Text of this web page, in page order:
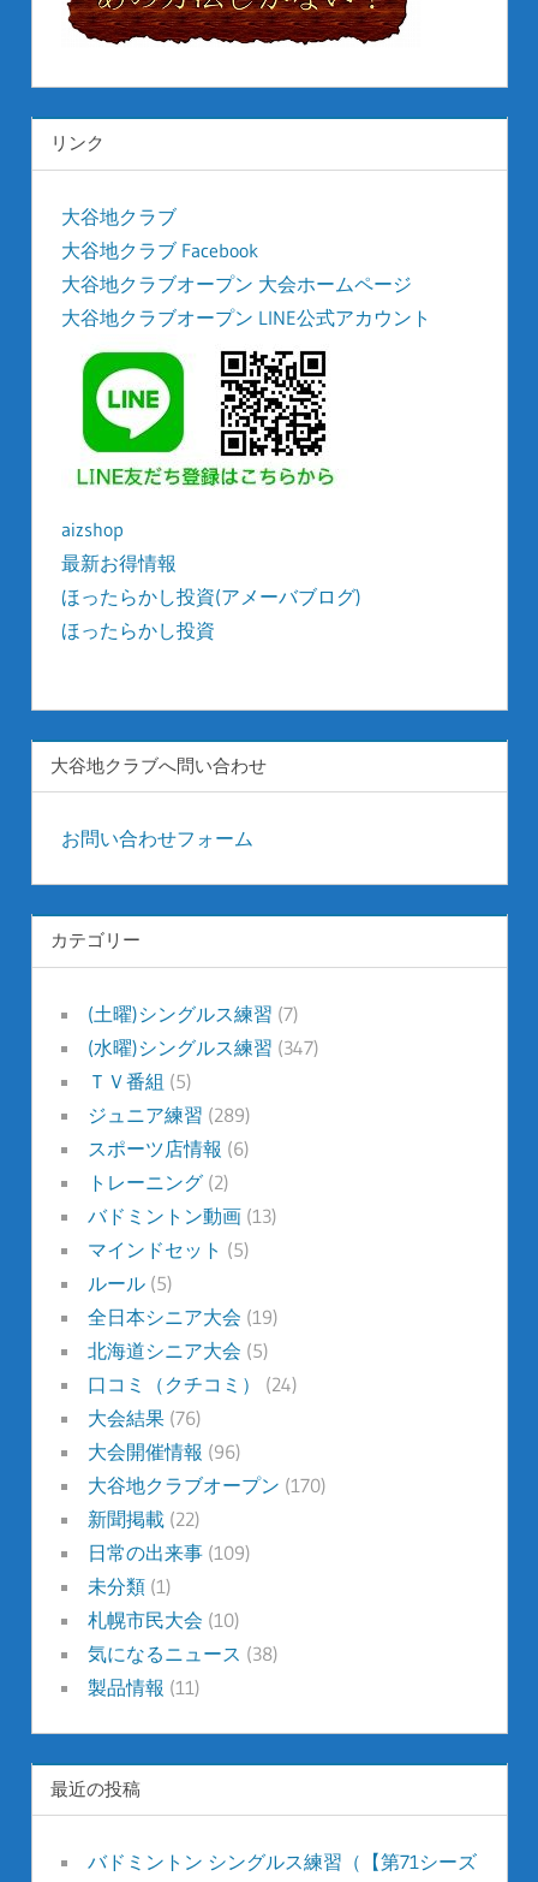
リンク
大谷地クラブ
大谷地クラブ Facebook
大谷地クラブオープン 大会ホームページ
大谷地クラブオープン LINE公式アカウント
aizshop
最新お得情報
ほったらかし投資(アメーバブログ)
ほったらかし投資
大谷地クラブへ問い合わせ
お問い合わせフォーム
カテゴリー
(土曜)シングルス練習 (7)
(水曜)シングルス練習 (347)
ＴＶ番組 (5)
ジュニア練習 (289)
スポーツ店情報 (6)
トレーニング(2)
バドミントン動画(13)
マインドセット (5)
ルール(5)
全日本シニア大会 (19)
北海道シニア大会 (5)
口コミ（クチコミ）
(24)
大会結果(76)
大会開催情報 (96)
大谷地クラブオープン (170)
新聞掲載(22)
日常の出来事(109)
未分類(1)
札幌市民大会 (10)
気になるニュース (38)
製品情報 (11)
最近の投稿
バドミントン シングルス練習（【第71シーズ